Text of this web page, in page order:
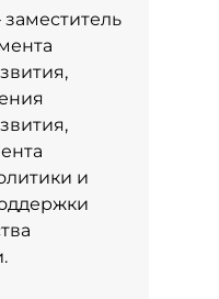
заместитель
и